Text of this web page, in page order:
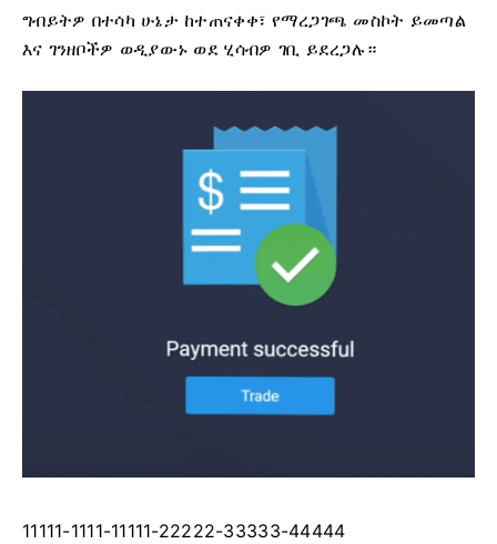
ግብይትዎ በተሳካ ሁኔታ ከተጠናቀቀ፣ የማረጋገጫ መስኮት ይመጣል
እና ገንዘቦችዎ ወዲያውኑ ወደ ሂሳብዎ ገቢ ይደረጋሉ።
11111-1111-11111-22222-33333-44444